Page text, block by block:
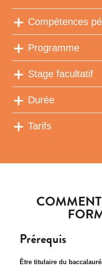
Compétences
Programme
Stage facultatif
Durée
Tarifs
Prérequis
Être titulaire du